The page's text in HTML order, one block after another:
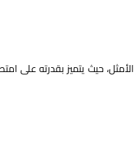
الأمثل، حيث يتميز بقدرته على